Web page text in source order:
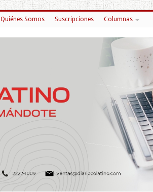
Quiénes Somos Suscripciones Columnas